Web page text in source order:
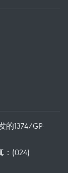
的1374/GP-
：(024)